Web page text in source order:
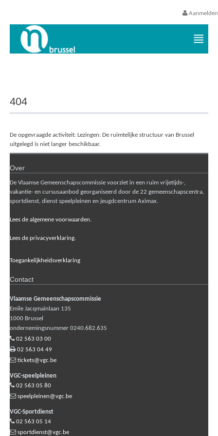
Aanmelden
404
De opgevraagde activiteit: Lezingen: De ruimtelijke structuur van Brussel
uitgelegd is niet langer beschikbaar.
Over
De Vlaamse Gemeenschapscommissie voorziet in een ruim vrijetijds-,
vakantie- en cursusaanbod georganiseerd door de 22 gemeenschapscentra,
sportdienst, dienst speelpleinen en jeugdcentrum Aximax.
Lees de algemene voorwaarden.
Lees de privacyverklaring.
Toegankelijkheidsverklaring
Contact
Vlaamse Gemeenschapscommissie
Emile Jacqmainlaan 135
1000 Brussel
ondernemingsnummer 0240.682.635
02 563 03 00
02 563 04 49
tickets@vgc.be
VGC-speelpleinen
02 563 05 80
speelpleinen@vgc.be
VGC-Sportdienst
02 563 05 14
sportdienst@vgc.be